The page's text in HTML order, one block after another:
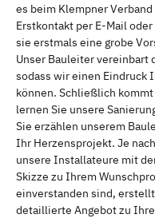
es beim Klempner
Erstkontakt per E-Mail
sie erstmals eine grobe
Unser Bauleiter vereinbart
sodass wir einen Eindruck
können. Schließlich
lernen Sie unsere
Sie erzählen unserem
Ihr Herzensprojekt. Je
unsere Installateure mit
Skizze zu Ihrem
einverstanden sind,
detaillierte Angebot zu